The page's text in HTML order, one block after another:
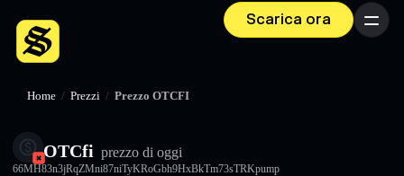
Scarica ora Menu
Home / Prezzi / Prezzo OTCFI
OTCfi prezzo di oggi
66MH83n3jRqZMni87niTyKRoGbh9HxBkTm73sTRKpump